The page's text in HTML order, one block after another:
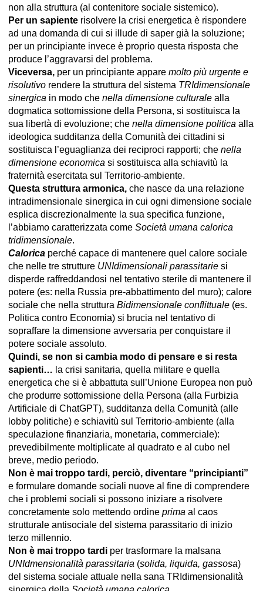
non alla struttura (al contenitore sociale sistemico).
Per un sapiente risolvere la crisi energetica è rispondere
ad una domanda di cui si illude di saper già la soluzione;
per un principiante invece è proprio questa risposta che
produce l’aggravarsi del problema.
Viceversa, per un principiante appare molto più urgente e
risolutivo rendere la struttura del sistema TRIdimensionale
sinergica in modo che nella dimensione culturale alla
dogmatica sottomissione della Persona, si sostituisca la
sua libertà di evoluzione; che nella dimensione politica alla
ideologica sudditanza della Comunità dei cittadini si
sostituisca l’eguaglianza dei reciproci rapporti; che nella
dimensione economica si sostituisca alla schiavitù la
fraternità esercitata sul Territorio-ambiente.
Questa struttura armonica, che nasce da una relazione
intradimensionale sinergica in cui ogni dimensione sociale
esplica discrezionalmente la sua specifica funzione,
l’abbiamo caratterizzata come Società umana calorica
tridimensionale.
Calorica perché capace di mantenere quel calore sociale
che nelle tre strutture UNIdimensionali parassitarie si
disperde raffreddandosi nel tentativo sterile di mantenere il
potere (es: nella Russia pre-abbattimento del muro); calore
sociale che nella struttura Bidimensionale conflittuale (es.
Politica contro Economia) si brucia nel tentativo di
sopraffare la dimensione avversaria per conquistare il
potere sociale assoluto.
Quindi, se non si cambia modo di pensare e si resta
sapienti… la crisi sanitaria, quella militare e quella
energetica che si è abbattuta sull’Unione Europea non può
che produrre sottomissione della Persona (alla Furbizia
Artificiale di ChatGPT), sudditanza della Comunità (alle
lobby politiche) e schiavitù sul Territorio-ambiente (alla
speculazione finanziaria, monetaria, commerciale):
prevedibilmente moltiplicate al quadrato e al cubo nel
breve, medio periodo.
Non è mai troppo tardi, perciò, diventare “principianti”
e formulare domande sociali nuove al fine di comprendere
che i problemi sociali si possono iniziare a risolvere
concretamente solo mettendo ordine prima al caos
strutturale antisociale del sistema parassitario di inizio
terzo millennio.
Non è mai troppo tardi per trasformare la malsana
UNIdmensionalità parassitaria (solida, liquida, gassosa)
del sistema sociale attuale nella sana TRIdimensionalità